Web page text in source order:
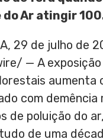
do Ar atingir
, 29 de julho de
— A
aumenta
com demência
de poluição do
de uma